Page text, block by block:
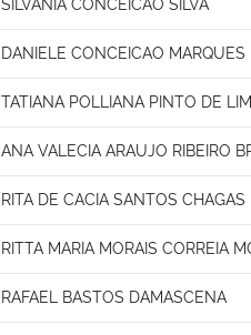
SILVANIA CONCEICAO SILVA
DANIELE CONCEICAO MARQUES
TATIANA POLLIANA PINTO DE
ANA VALECIA ARAUJO RIBEIRO
RITA DE CACIA SANTOS CHAGAS
RITTA MARIA MORAIS CORREIA
RAFAEL BASTOS DAMASCENA